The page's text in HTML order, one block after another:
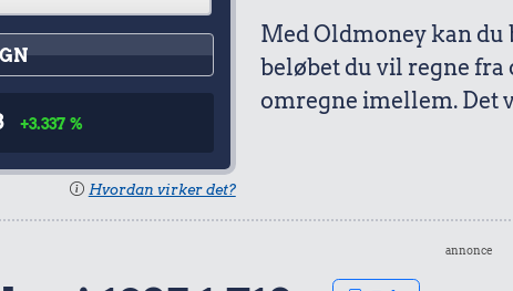
+3.337 %
Hvordan virker det?
Med Oldmoney kan du
beløbet du vil regne
omregne imellem. Det
annonce